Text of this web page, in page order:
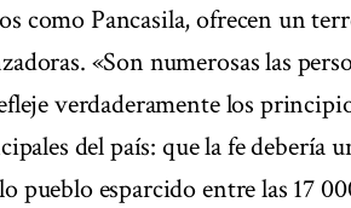
como Pancasila, ofrecen un
«Son numerosas las
verdaderamente los
del país: que la fe debería
pueblo esparcido entre las 17